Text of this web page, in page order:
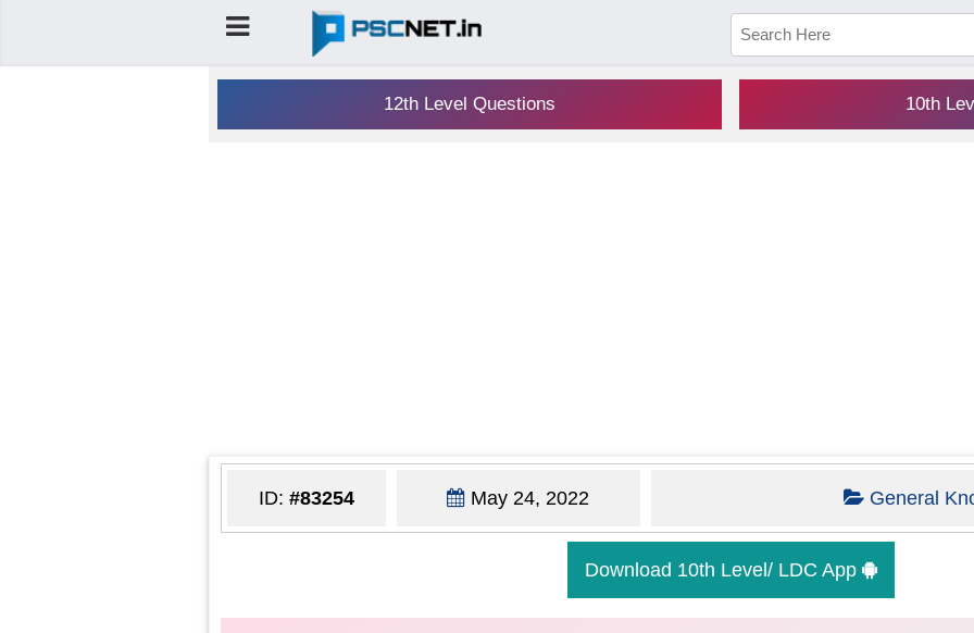
12th Level Questions 10th
ID: #83254 May 24, 2022 General
Download 10th Level/ LDC App